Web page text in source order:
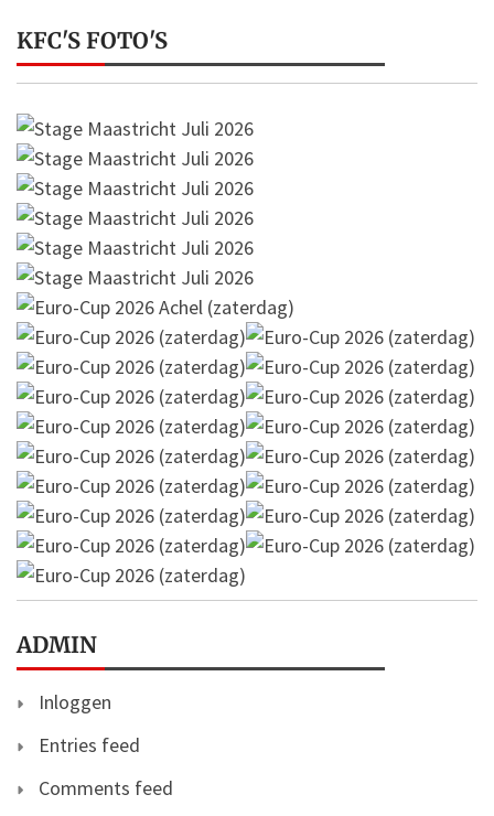
KFC'S FOTO'S
ADMIN
Inloggen
Entries feed
Comments feed